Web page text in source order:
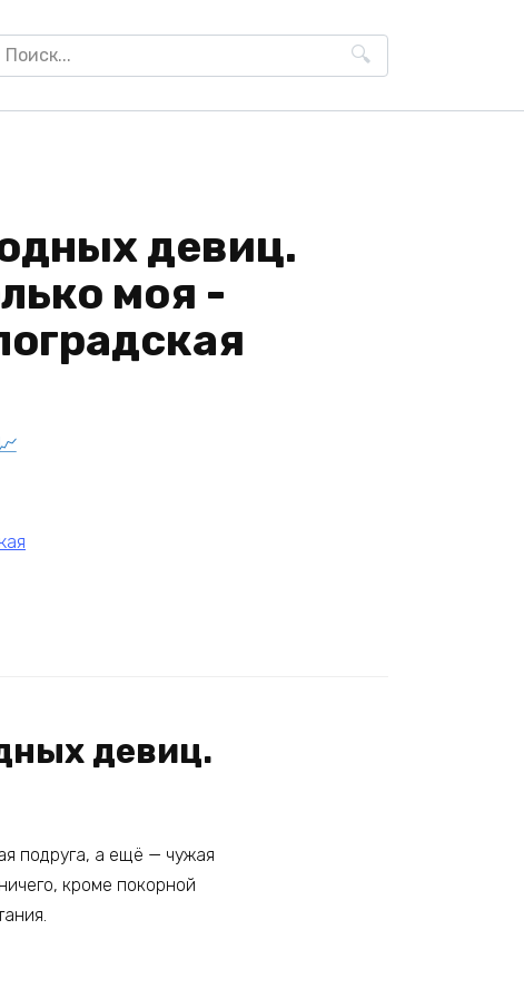
девиц.
моя -
девиц.
подруга, а ещё — чужая
кроме покорной